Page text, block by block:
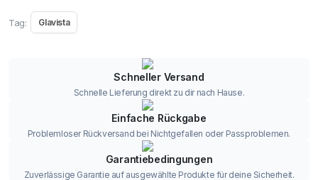
Tag: Glavista
Schneller Versand
Schnelle Lieferung direkt zu dir nach Hause.
Einfache Rückgabe
Problemloser Rückversand bei Nichtgefallen oder Passproblemen.
Garantiebedingungen
Zuverlässige Garantie auf ausgewählte Produkte für deine Sicherheit.